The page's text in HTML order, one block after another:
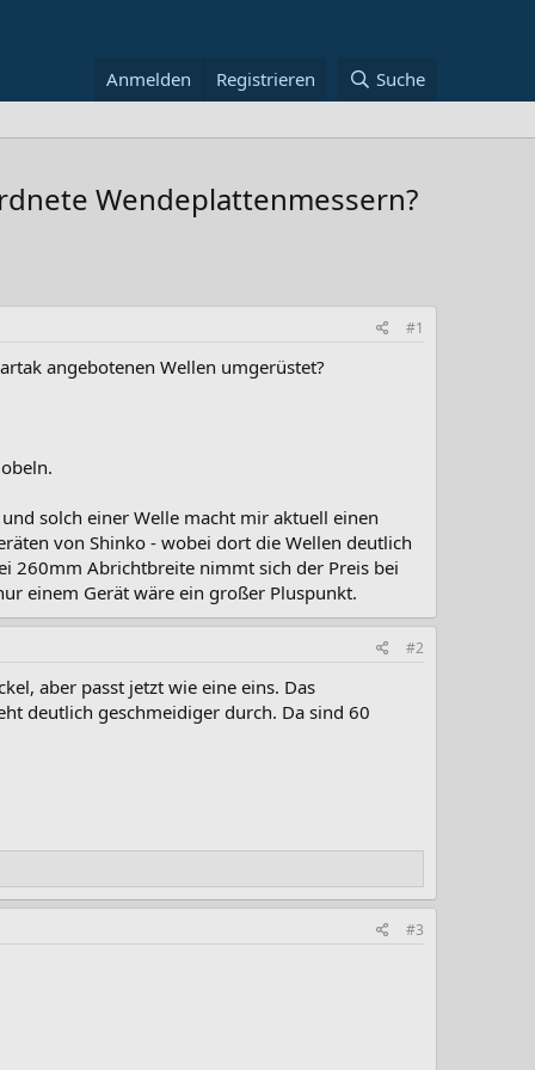
Anmelden Registrieren Suche
Wendeplattenmessern?
#1
angebotenen Wellen umgerüstet?
solch einer Welle macht mir aktuell einen
von Shinko - wobei dort die Wellen deutlich
260mm Abrichtbreite nimmt sich der Preis bei
einem Gerät wäre ein großer Pluspunkt.
#2
aber passt jetzt wie eine eins. Das
deutlich geschmeidiger durch. Da sind 60
#3